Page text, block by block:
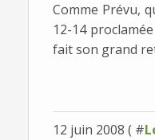
Comme Prévu,
12-14
fait son grand
12 juin 2008 ( #